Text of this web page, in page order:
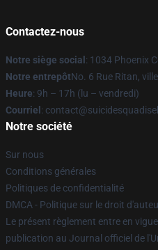
Contactez-nous
Notre siège social : 1034 Phoenix
Notre entrepôtNo. 6 Rue Ritan,
Heure: 9h – 17h (lu – vendredi)
Courriel :
Notre société
Sur nous
Conditions générales
Politiques de confidentialité
DMCA - Politique sur le droit
Le présent règlement entre en
publication au Journal officiel de